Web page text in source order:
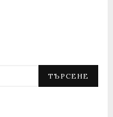
ТЪРСЕНЕ